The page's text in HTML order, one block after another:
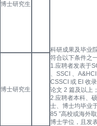
博士研究生
科研成果及毕业
符合以下条件之
1.应聘者发表于
、SSCI 、
CSSCI 或 EI 收
论文 2 篇及以上
2.应聘者本科、硕
士、博士均毕业
85 ”高校或海外
博士学位，且发
博士研究生